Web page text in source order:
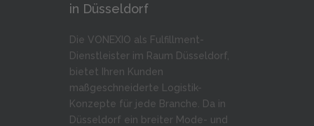
in Düsseldorf
Die VONEXIO als Fulfillment-
Dienstleister im Raum Düsseldorf,
bietet Ihren Kunden
maßgeschneiderte Logistik-
Konzepte für jede Branche. Da in
Düsseldorf ein breiter Mode- und